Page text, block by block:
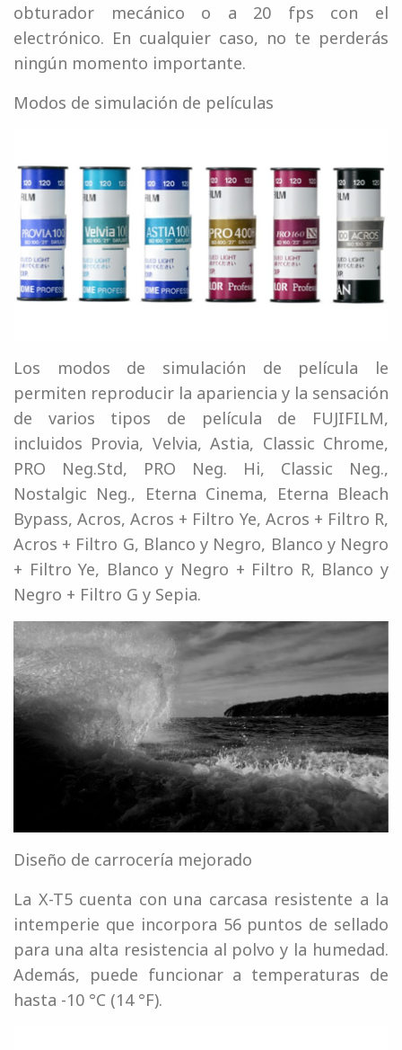
obturador mecánico o a 20 fps con el
electrónico. En cualquier caso, no te perderás
ningún momento importante.
Modos de simulación de películas
Los modos de simulación de película le
permiten reproducir la apariencia y la sensación
de varios tipos de película de FUJIFILM,
incluidos Provia, Velvia, Astia, Classic Chrome,
PRO Neg.Std, PRO Neg. Hi, Classic Neg.,
Nostalgic Neg., Eterna Cinema, Eterna Bleach
Bypass, Acros, Acros + Filtro Ye, Acros + Filtro R,
Acros + Filtro G, Blanco y Negro, Blanco y Negro
+ Filtro Ye, Blanco y Negro + Filtro R, Blanco y
Negro + Filtro G y Sepia.
Diseño de carrocería mejorado
La X-T5 cuenta con una carcasa resistente a la
intemperie que incorpora 56 puntos de sellado
para una alta resistencia al polvo y la humedad.
Además, puede funcionar a temperaturas de
hasta -10 °C (14 °F).